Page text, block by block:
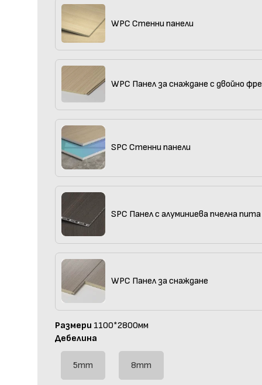
WPC Стенни панели
WPC Панел за снаждане с двойно
SPC Стенни панели
SPC Панел с алуминиева пчелна пита
WPC Панел за снаждане
Размери 1100*2800мм
Дебелина
5mm 8mm